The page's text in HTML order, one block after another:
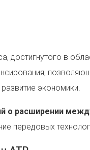
достигнутого в
экономики.
о расширении
передовых